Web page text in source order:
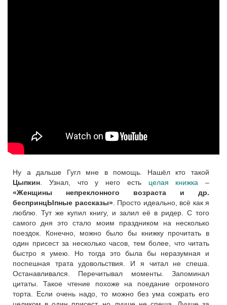
Ну а дальше Гугл мне в помощь. Нашёл кто такой
Цыпкин . Узнал, что у него есть целая книжка –
«Женщины непреклонного возраста и др.
беспринцЫпные рассказы». Просто идеально, всё как я
люблю. Тут же купил книгу, и залил её в ридер. С того
самого дня это стало моим праздником на несколько
поездок. Конечно, можно было бы книжку прочитать в
один присест за несколько часов, тем более, что читать
быстро я умею. Но тогда это была бы неразумная и
поспешная трата удовольствия. И я читал не спеша.
Останавливался. Перечитывал моменты. Запоминал
цитаты. Такое чтение похоже на поедание огромного
торта. Если очень надо, то можно без ума сожрать его